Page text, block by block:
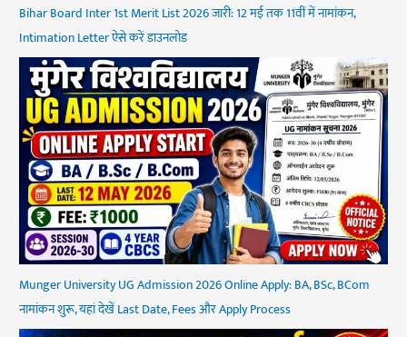
Bihar Board Inter 1st Merit List 2026 जारी: 12 मई तक 11वीं में नामांकन,
Intimation Letter ऐसे करें डाउनलोड
Munger University UG Admission 2026 Online Apply: BA, BSc, BCom
नामांकन शुरू, यहां देखें Last Date, Fees और Apply Process